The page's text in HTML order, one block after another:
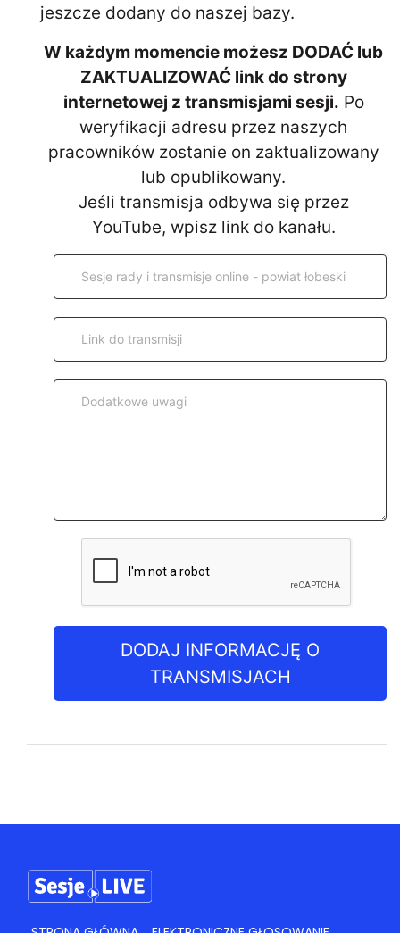
jeszcze dodany do naszej bazy.
W każdym momencie możesz DODAĆ lub
ZAKTUALIZOWAĆ link do strony
internetowej z transmisjami sesji. Po
weryfikacji adresu przez naszych
pracowników zostanie on zaktualizowany
lub opublikowany.
Jeśli transmisja odbywa się przez
YouTube, wpisz link do kanału.
DODAJ INFORMACJĘ O
TRANSMISJACH